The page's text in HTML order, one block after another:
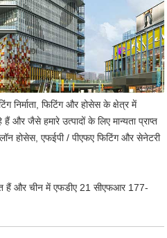
निर्माता, फिटिंग और होसेस के क्षेत्र में
हैं और जैसे हमारे उत्पादों के लिए मान्यता प्राप्त
होसेस, एफईपी / पीएफए ​​फिटिंग और सेनेटरी
हैं और चीन में एफडीए 21 सीएफआर 177-